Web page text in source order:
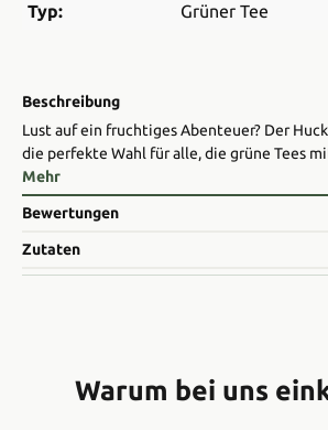
Typ:
Grüner Tee
Beschreibung
Lust auf ein fruchtiges Abenteuer? Der
die perfekte Wahl für alle, die grüne Tees
Mehr
Bewertungen
Zutaten
Warum bei uns